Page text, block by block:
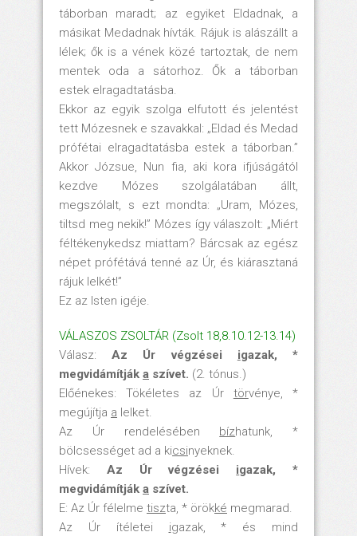
táborban maradt; az egyiket Eldadnak, a
másikat Medadnak hívták. Rájuk is alászállt a
lélek; ők is a vének közé tartoztak, de nem
mentek oda a sátorhoz. Ők a táborban
estek elragadtatásba.
Ekkor az egyik szolga elfutott és jelentést
tett Mózesnek e szavakkal: „Eldad és Medad
prófétai elragadtatásba estek a táborban.”
Akkor Józsue, Nun fia, aki kora ifjúságától
kezdve Mózes szolgálatában állt,
megszólalt, s ezt mondta: „Uram, Mózes,
tiltsd meg nekik!” Mózes így válaszolt: „Miért
féltékenykedsz miattam? Bárcsak az egész
népet prófétává tenné az Úr, és kiárasztaná
rájuk lelkét!”
Ez az Isten igéje.
VÁLASZOS ZSOLTÁR (Zsolt 18,8.10.12-13.14)
Válasz:Az Úr végzései igazak, *
megvidámítják a szívet. (2. tónus.)
Előénekes: Tökéletes az Úr törvénye, *
megújítja a lelket.
Az Úr rendelésében bízhatunk, *
bölcsességet ad a kicsinyeknek.
Hívek: Az Úr végzései igazak, *
megvidámítják a szívet.
E: Az Úr félelme tiszta, * örökké megmarad.
Az Úr ítéletei igazak, * és mind